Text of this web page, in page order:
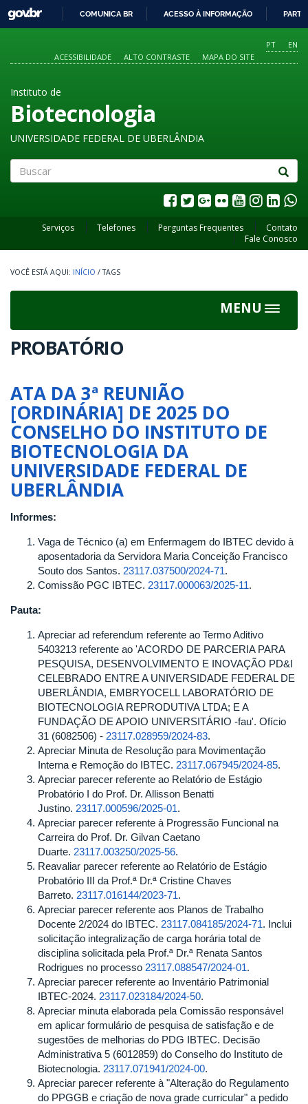
O
CONTEÚDO
GOVBR
COMUNICA BR ACESSO À INFORMAÇÃO
PT
EN
ACESSIBILIDADE
ALTO CONTRASTE MAPA DO SITE
Instituto de
Biotecnologia
UNIVERSIDADE FEDERAL DE UBERLÂNDIA
Serviços Telefones Perguntas Frequentes
Contato
Fale Conosco
INÍCIO / TAGS
MENU
Toggle
PROBATÓRIO
ATA DA 3ª REUNIÃO
[ORDINÁRIA] DE 2025 DO
CONSELHO DO INSTITUTO DE
BIOTECNOLOGIA DA
UNIVERSIDADE FEDERAL DE
UBERLÂNDIA
Informes:
Vaga de Técnico (a) em Enfermagem do IBTEC devido à
aposentadoria da Servidora Maria Conceição Francisco
Souto dos Santos. 23117.037500/2024-71.
Comissão PGC IBTEC. 23117.000063/2025-11.
Pauta:
Apreciar ad referendum referente ao Termo Aditivo
5403213 referente ao 'ACORDO DE PARCERIA PARA
PESQUISA, DESENVOLVIMENTO E INOVAÇÃO PD&I
CELEBRADO ENTRE A UNIVERSIDADE FEDERAL DE
UBERLÂNDIA, EMBRYOCELL LABORATÓRIO DE
BIOTECNOLOGIA REPRODUTIVA LTDA; E A
FUNDAÇÃO DE APOIO UNIVERSITÁRIO -fau'. Ofício
31 (6082506) - 23117.028959/2024-83.
Apreciar Minuta de Resolução para Movimentação
Interna e Remoção do IBTEC. 23117.067945/2024-85.
Apreciar parecer referente ao Relatório de Estágio
Probatório I do Prof. Dr. Allisson Benatti
Justino. 23117.000596/2025-01.
Apreciar parecer referente à Progressão Funcional na
Carreira do Prof. Dr. Gilvan Caetano
Duarte. 23117.003250/2025-56.
Reavaliar parecer referente ao Relatório de Estágio
Probatório III da Prof.ª Dr.ª Cristine Chaves
Barreto. 23117.016144/2023-71.
Apreciar parecer referente aos Planos de Trabalho
Docente 2/2024 do IBTEC. 23117.084185/2024-71. Inclui
solicitação integralização de carga horária total de
disciplina solicitada pela Prof.ª Dr.ª Renata Santos
Rodrigues no processo 23117.088547/2024-01.
Apreciar parecer referente ao Inventário Patrimonial
IBTEC-2024. 23117.023184/2024-50.
Apreciar minuta elaborada pela Comissão responsável
em aplicar formulário de pesquisa de satisfação e de
sugestões de melhorias do PDG IBTEC. Decisão
Administrativa 5 (6012859) do Conselho do Instituto de
Biotecnologia. 23117.071941/2024-00.
Apreciar parecer referente à "Alteração do Regulamento
do PPGGB e criação de nova grade curricular" a pedido